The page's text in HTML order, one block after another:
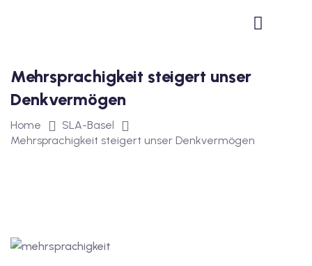
B1
Deutsch B1
B1
Deutsch B2
Mehrsprachigkeit steigert unser
Denkvermögen
Home
SLA-Basel
Mehrsprachigkeit steigert unser Denkvermögen